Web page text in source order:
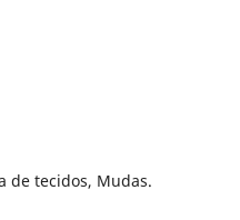
de tecidos, Mudas.